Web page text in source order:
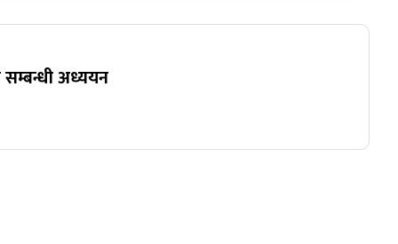
सम्बन्धी अध्ययन